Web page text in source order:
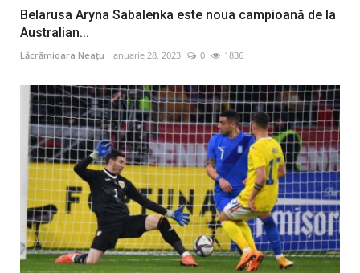
Belarusa Aryna Sabalenka este noua campioană de la
Australian...
Lăcrămioara Neațu Ianuarie 28, 2023 0 1836